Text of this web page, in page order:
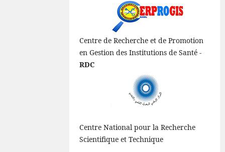
Centre de Recherche et de Promotion
en Gestion des Institutions de Santé -
RDC
Centre National pour la Recherche
Scientifique et Technique